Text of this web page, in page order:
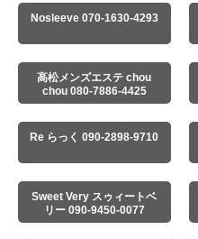
Nosleeve 070-1630-4293
高松メンズエステ chou
chou 080-7886-4425
Re らっく 090-2898-9710
Sweet Very スゥィートベ
リー 090-9450-0077